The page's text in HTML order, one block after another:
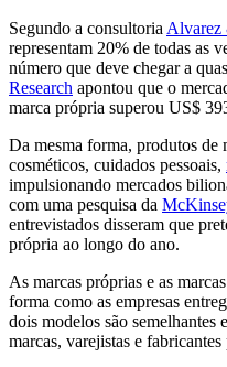
Segundo a consultoria Alvarez
representam 20% de todas as
número que deve chegar a
Research apontou que o
marca própria superou US$
Da mesma forma, produtos de
cosméticos, cuidados pessoais,
impulsionando mercados
com uma pesquisa da
entrevistados disseram que
própria ao longo do ano.
As marcas próprias e as
forma como as empresas
dois modelos são semelhantes
marcas, varejistas e fabricantes